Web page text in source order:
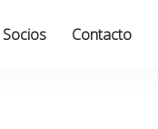
Socios Contacto